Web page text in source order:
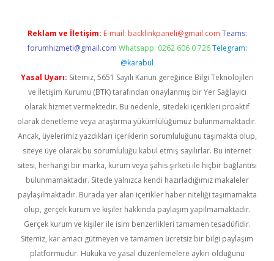
Reklam ve İletişim: E-mail: backlinkpaneli@gmail.com Teams:
forumhizmeti@gmail.com Whatsapp: 0262 606 0 726 Telegram:
@karabul
Yasal Uyarı: Sitemiz, 5651 Sayılı Kanun gereğince Bilgi Teknolojileri
ve İletişim Kurumu (BTK) tarafından onaylanmış bir Yer Sağlayıcı
olarak hizmet vermektedir. Bu nedenle, sitedeki içerikleri proaktif
olarak denetleme veya araştırma yükümlülüğümüz bulunmamaktadır.
Ancak, üyelerimiz yazdıkları içeriklerin sorumluluğunu taşımakta olup,
siteye üye olarak bu sorumluluğu kabul etmiş sayılırlar. Bu internet
sitesi, herhangi bir marka, kurum veya şahıs şirketi ile hiçbir bağlantısı
bulunmamaktadır. Sitede yalnızca kendi hazırladığımız makaleler
paylaşılmaktadır. Burada yer alan içerikler haber niteliği taşımamakta
olup, gerçek kurum ve kişiler hakkında paylaşım yapılmamaktadır.
Gerçek kurum ve kişiler ile isim benzerlikleri tamamen tesadüfidir.
Sitemiz, kar amacı gütmeyen ve tamamen ücretsiz bir bilgi paylaşım
platformudur. Hukuka ve yasal düzenlemelere aykırı olduğunu